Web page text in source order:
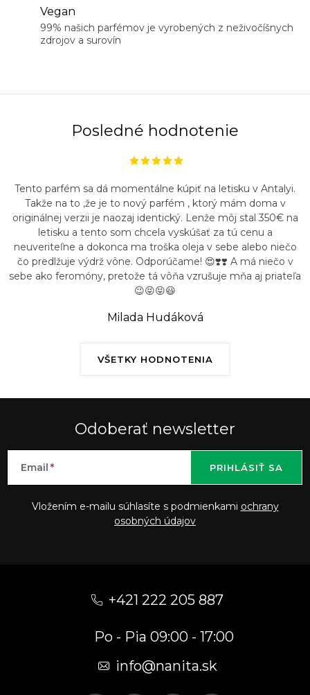
Vegan
99% našich parfémov je vyrobených z neživočíšnych
zdrojov a surovín
Posledné hodnotenie
VŠETKY HODNOTENIA
Tento parfém sa dá momentálne kúpiť na letisku v Antalyi.
Takže na to ,že je to nový parfém , ktorý mám doma v
originálnej verzii je naozaj identický. Lenže môj stal 350€ na
letisku a tento som chcela vyskúšať za tú cenu a
neuveriteľne a dokonca ma troška oleja v sebe alebo niečo
čo predlžuje výdrž vône. Odporúčame! 😍❣️❣️ A má niečo v
sebe ako feromóny, pretože tá vôňa vzrušuje mňa aj priateľa
😉😝😝😃
Milada Hudáková
Odoberať newsletter
Email
Vložením e-mailu súhlasíte s podmienkami ochrany
osobných údajov
PRIHLÁSIŤ SA
+421 222 205 887
Po - Pia 09:00 - 17:00
info@nanita.sk